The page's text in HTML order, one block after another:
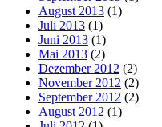
August 2013 (1)
Juli 2013 (1)
Juni 2013 (1)
Mai 2013 (2)
Dezember 2012 (2)
November 2012 (2)
September 2012 (2)
August 2012 (1)